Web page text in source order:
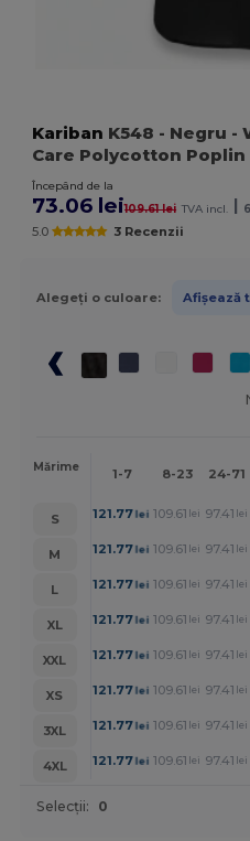
Kariban K548 - Negru -
Care Polycotton
Începând de la
73.06 lei109.61 lei TVA incl. |
5.0 3 Recenzii
Alegeți o culoare: Afișează
Mărime 1-7 8-23 24-71
S 121.77lei 109.61 lei 97.41 lei
M
121.77lei 109.61 lei 97.41 lei
L
121.77lei 109.61 lei 97.41 lei
XL
121.77lei 109.61 lei 97.41 lei
XXL
121.77lei 109.61 lei 97.41 lei
XS
121.77lei 109.61 lei 97.41 lei
3XL
121.77lei 109.61 lei 97.41 lei
4XL
121.77lei 109.61 lei 97.41 lei
Selecții: 0